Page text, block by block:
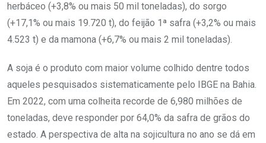
herbáceo (+3,8% ou mais 50 mil toneladas), do sorgo
(+17,1% ou mais 19.720 t), do feijão 1ª safra (+3,2% ou mais
4.523 t) e da mamona (+6,7% ou mais 2 mil toneladas).
A soja é o produto com maior volume colhido dentre todos
aqueles pesquisados sistematicamente pelo IBGE na Bahia.
Em 2022, com uma colheita recorde de 6,980 milhões de
toneladas, deve responder por 64,0% da safra de grãos do
estado. A perspectiva de alta na sojicultura no ano se dá em